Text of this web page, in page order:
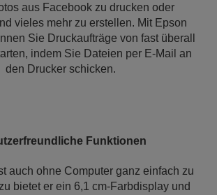
aus Facebook zu drucken oder
vieles mehr zu erstellen. Mit Epson
Sie Druckaufträge von fast überall
indem Sie Dateien per E-Mail an
den Drucker schicken.
Funktionen
auch ohne Computer ganz einfach zu
bietet er ein 6,1 cm-Farbdisplay und